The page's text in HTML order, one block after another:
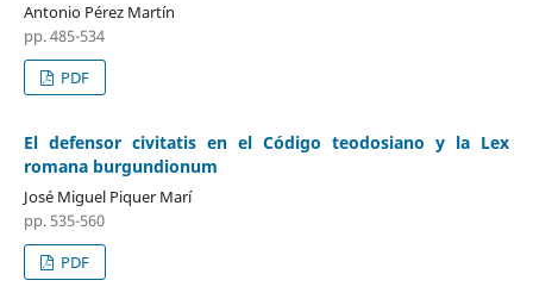
Antonio Pérez Martín
pp. 485-534
PDF
El defensor civitatis en el Código teodosiano y la Lex
romana burgundionum
José Miguel Piquer Marí
pp. 535-560
PDF